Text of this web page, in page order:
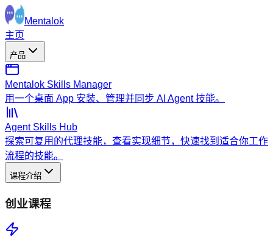
Mentalok
主页
产品
Mentalok Skills Manager
用一个桌面 App 安装、管理并同步 AI Agent 技能。
Agent Skills Hub
探索可复用的代理技能，查看实现细节，快速找到适合你工作
流程的技能。
课程介绍
创业课程